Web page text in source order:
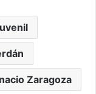
Zaragoza